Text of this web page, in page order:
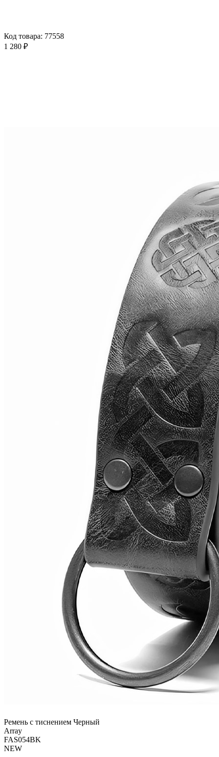
Код товара: 77558
1 280 ₽
Ремень с тиснением Черный
Array
FAS054BK
NEW